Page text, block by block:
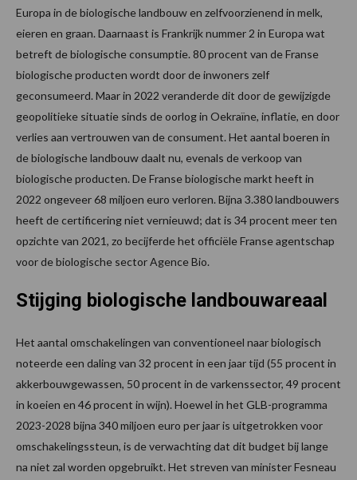
Europa in de biologische landbouw en zelfvoorzienend in melk,
eieren en graan. Daarnaast is Frankrijk nummer 2 in Europa wat
betreft de biologische consumptie. 80 procent van de Franse
biologische producten wordt door de inwoners zelf
geconsumeerd. Maar in 2022 veranderde dit door de gewijzigde
geopolitieke situatie sinds de oorlog in Oekraïne, inflatie, en door
verlies aan vertrouwen van de consument. Het aantal boeren in
de biologische landbouw daalt nu, evenals de verkoop van
biologische producten. De Franse biologische markt heeft in
2022 ongeveer 68 miljoen euro verloren. Bijna 3.380 landbouwers
heeft de certificering niet vernieuwd; dat is 34 procent meer ten
opzichte van 2021, zo becijferde het officiële Franse agentschap
voor de biologische sector Agence Bio.
Stijging biologische landbouwareaal
Het aantal omschakelingen van conventioneel naar biologisch
noteerde een daling van 32 procent in een jaar tijd (55 procent in
akkerbouwgewassen, 50 procent in de varkenssector, 49 procent
in koeien en 46 procent in wijn). Hoewel in het GLB-programma
2023-2028 bijna 340 miljoen euro per jaar is uitgetrokken voor
omschakelingssteun, is de verwachting dat dit budget bij lange
na niet zal worden opgebruikt. Het streven van minister Fesneau